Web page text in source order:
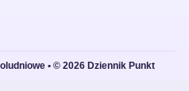
• © 2026 Dziennik Punkt